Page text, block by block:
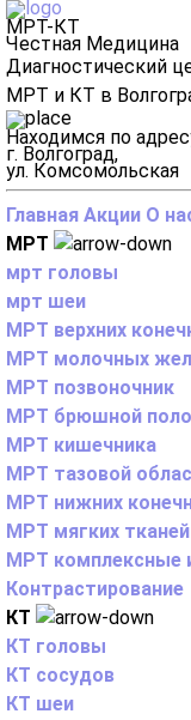
МРТ-КТ
Честная Медицина
Диагностический
МРТ и КТ в
Находимся по
г. Волгоград,
ул. Комсомольская
Главная Акции О
МРТ
мрт головы
мрт шеи
МРТ верхних
МРТ молочных
МРТ позвоночник
МРТ брюшной
МРТ кишечника
МРТ тазовой
МРТ нижних
МРТ мягких тканей
МРТ комплексные
Контрастирование
КТ
КТ головы
КТ сосудов
КТ шеи